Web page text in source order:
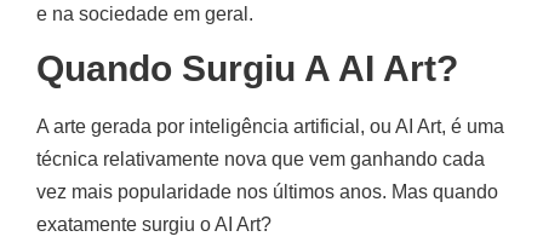
e na sociedade em geral.
Quando Surgiu A AI Art?
A arte gerada por inteligência artificial, ou AI Art, é uma
técnica relativamente nova que vem ganhando cada
vez mais popularidade nos últimos anos. Mas quando
exatamente surgiu o AI Art?